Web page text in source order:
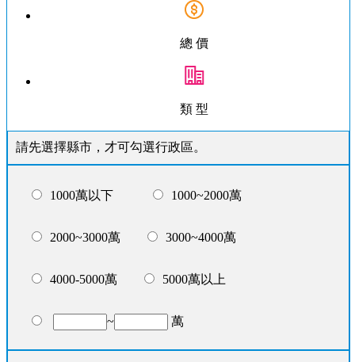
總 價
類 型
請先選擇縣市，才可勾選行政區。
1000萬以下 1000~2000萬
2000~3000萬 3000~4000萬
4000-5000萬 5000萬以上
~ 萬